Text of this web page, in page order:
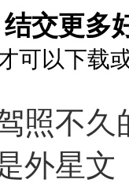
交更多
可以下载
照不
外星